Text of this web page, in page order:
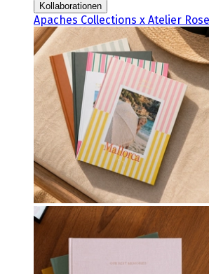
Kollaborationen
Apaches Collections x Atelier